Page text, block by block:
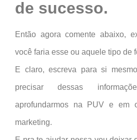
de sucesso.
Então agora comente abaixo,
você faria esse ou aquele tipo de
E claro, escreva para si
precisar dessas
aprofundarmos na PUV e em
marketing.